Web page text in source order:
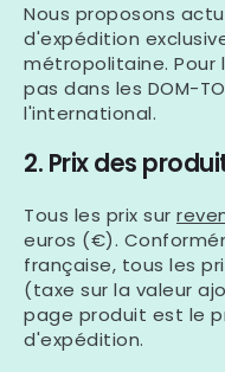
Nous proposons
d'expédition
métropolitaine. Pour
pas dans les DOM-
l'international.
2. Prix des
Tous les prix sur
euros (€).
française, tous les
(taxe sur la valeur
page produit est le
d'expédition.